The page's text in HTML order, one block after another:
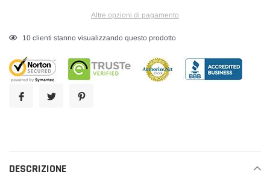
Altre opzioni di pagamento
Inserimento
prodotto
nel
25 clienti stanno visualizzando questo prodotto
DESCRIZIONE